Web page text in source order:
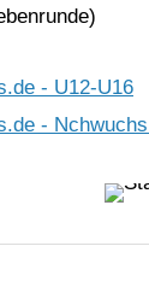
- U12-U16
-